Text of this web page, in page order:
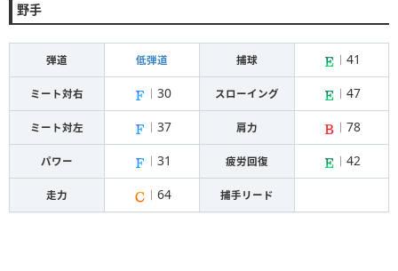
野手
弾道 低弾道 捕球 41
ミート対右 30 スローイング 47
ミート対左 37 肩力 78
パワー 31 疲労回復 42
走力 64 捕手リード